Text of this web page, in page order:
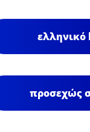
ελληνικό
προσεχώς